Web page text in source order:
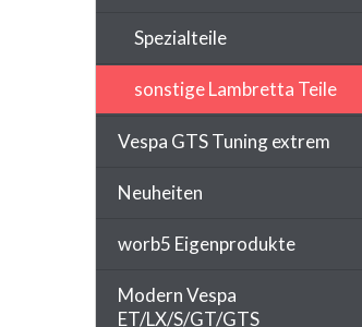
Spezialteile
sonstige Lambretta Teile
Vespa GTS Tuning extrem
Neuheiten
worb5 Eigenprodukte
Modern Vespa
ET/LX/S/GT/GTS